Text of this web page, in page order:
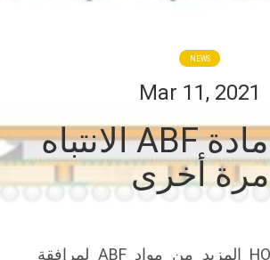
NEWS
Mar 11, 2021
تجذب مادة ABF الانتباه
مرة أخرى
ستقدم HOREXS المزيد من مواد ABF لمرافقة